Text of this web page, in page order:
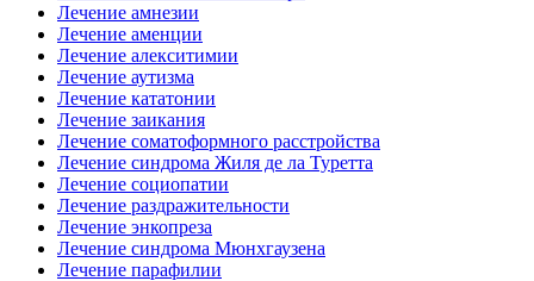
Лечение амнезии
Лечение аменции
Лечение алекситимии
Лечение аутизма
Лечение кататонии
Лечение заикания
Лечение соматоформного расстройства
Лечение синдрома Жиля де ла Туретта
Лечение социопатии
Лечение раздражительности
Лечение энкопреза
Лечение синдрома Мюнхгаузена
Лечение парафилии